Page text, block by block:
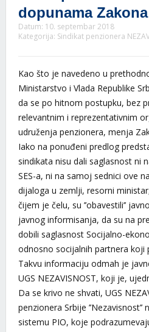
dopunama
Datum: 10. septembar 2018
Kategorija: Sindikat penzionera
Kao što je navedeno u
Ministarstvo i Vlada Republike
da se po hitnom postupku, bez
relevantnim i reprezentativnim
udruženja penzionera, menja
Iako na ponuđeni predlog
sindikata nisu dali saglasnost ni
SES-a, ni na samoj sednici ove
dijaloga u zemlji, resorni
čijem je čelu, su ’’obavestili’’
javnog informisanja, da su na
dobili saglasnost Socijalno-
odnosno socijalnih partnera koji
Takvu informaciju odmah je
UGS NEZAVISNOST, koji je,
Da se krivo ne shvati, UGS
penzionera Srbije
sistemu PIO, koje